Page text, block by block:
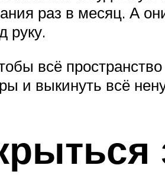
раз в месяц. А
руку.
всё
и выкинуть всё